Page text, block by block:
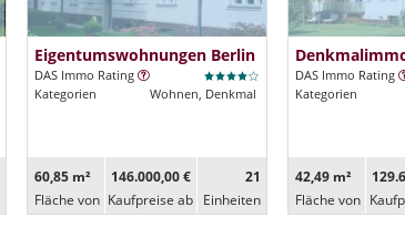
Eigentumswohnungen Berlin
DAS Immo Rating
Kategorien
Wohnen, Denkmal
60,85 m²
Fläche von
146.000,00 €
Kaufpreise ab
21
Ein­heiten
DAS Immo Rating
Kategorien
42,49 m²
Fläche von